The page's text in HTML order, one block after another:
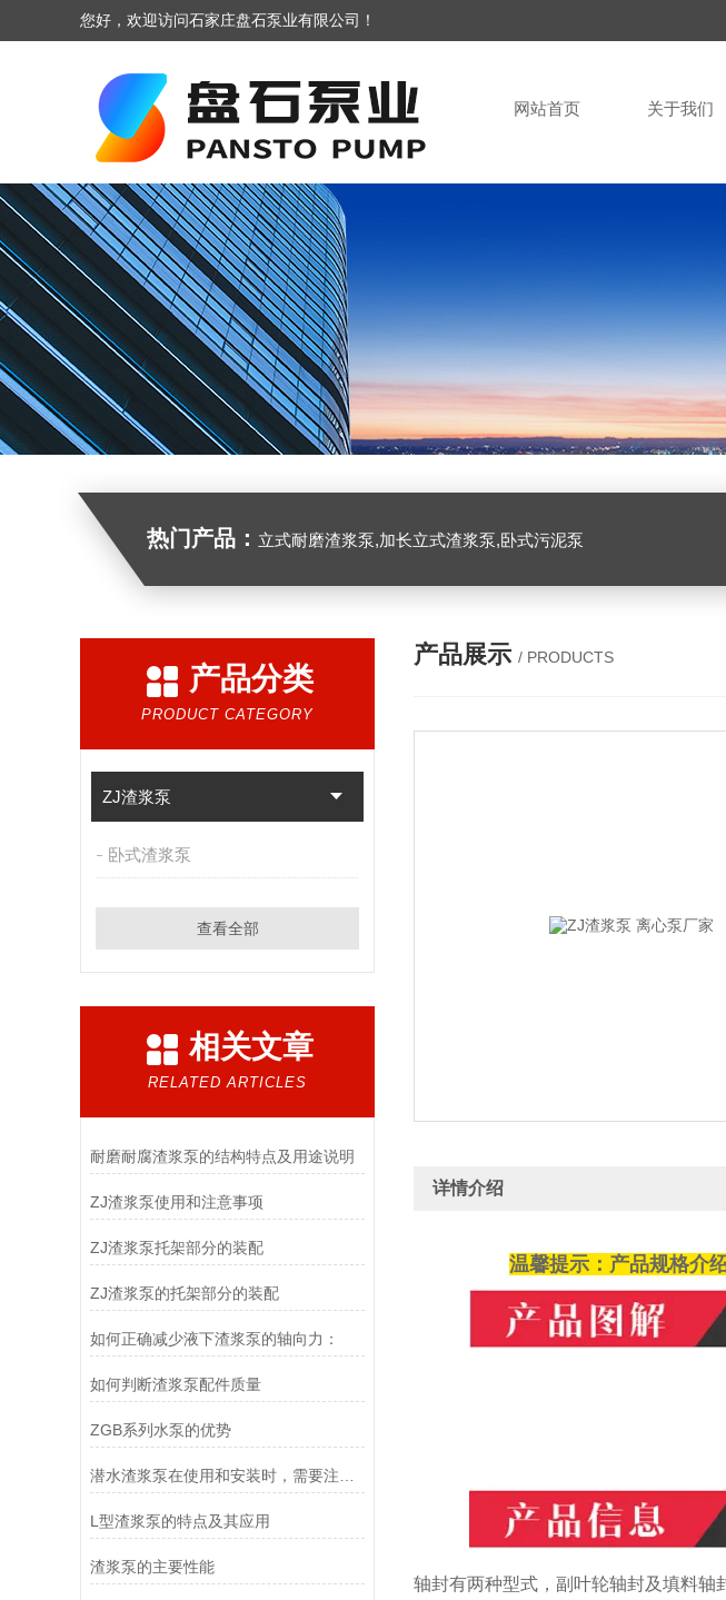
您好，欢迎访问石家庄盘石泵业有限公司！
网站首页 关于我们
热门产品： 立式耐磨渣浆泵,加长立式渣浆泵,卧式污泥泵
产品分类
PRODUCT CATEGORY
ZJ渣浆泵
卧式渣浆泵
查看全部
相关文章
RELATED ARTICLES
耐磨耐腐渣浆泵的结构特点及用途说明
ZJ渣浆泵使用和注意事项
ZJ渣浆泵托架部分的装配
ZJ渣浆泵的托架部分的装配
如何正确减少液下渣浆泵的轴向力：
如何判断渣浆泵配件质量
ZGB系列水泵的优势
L型渣浆泵的特点及其应用
渣浆泵的主要性能
产品展示 / PRODUCTS
详情介绍
温馨提示：产品规格介
轴封有两种型式，副叶轮轴封及填料轴